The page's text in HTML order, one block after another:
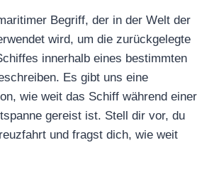
Begriff, der in der Welt der
wird, um die zurückgelegte
innerhalb eines bestimmten
Es gibt uns eine
wie weit das Schiff während einer
gereist ist. Stell dir vor, du
und fragst dich, wie weit